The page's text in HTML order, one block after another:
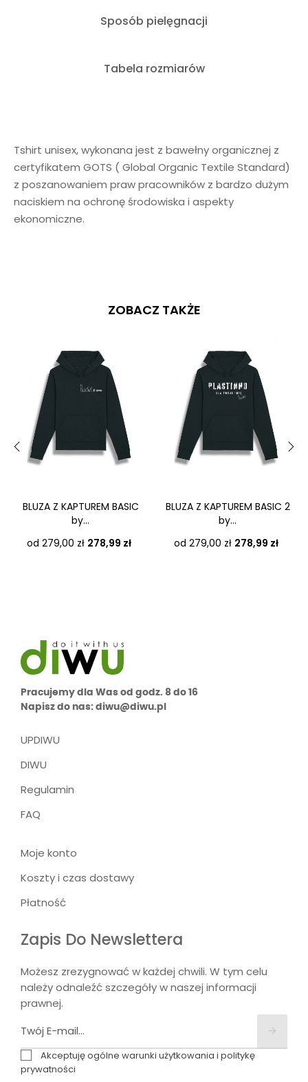
Sposób pielęgnacji
Tabela rozmiarów
Tshirt unisex, wykonana jest z bawełny organicznej z
certyfikatem GOTS ( Global Organic Textile Standard)
z poszanowaniem praw pracowników z bardzo dużym
naciskiem na ochronę środowiska i aspekty
ekonomiczne.
ZOBACZ TAKŻE
BLUZA Z KAPTUREM BASIC
by...
od 279,00 zł Cena
278,99 zł
BLUZA Z KAPTUREM BASIC 2
by...
od 279,00 zł Cena
278,99 zł
Pracujemy dla Was od godz. 8 do 16
Napisz do nas: diwu@diwu.pl
UPDIWU
DIWU
Regulamin
FAQ
Moje konto
Koszty i czas dostawy
Płatność
Zapis Do Newslettera
Możesz zrezygnować w każdej chwili. W tym celu
należy odnaleźć szczegóły w naszej informacji
prawnej.
Akceptuję ogólne warunki użytkowania i politykę
prywatności